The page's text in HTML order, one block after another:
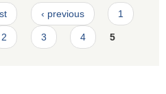
‹ previous 1
2 3 4 5